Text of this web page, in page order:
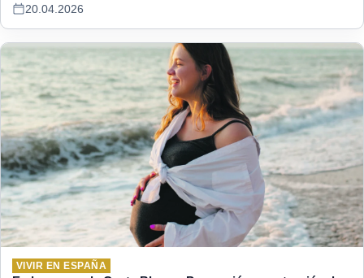
20.04.2026
VIVIR EN ESPAÑA